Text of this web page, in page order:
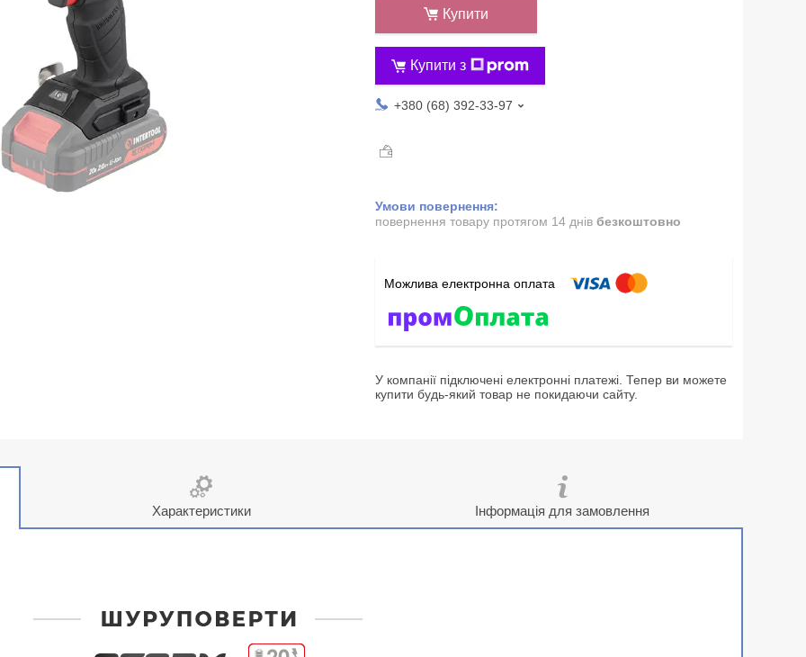
Купити
Купити з
+380 (68) 392-33-97
повернення товару протягом 14 днів безкоштовно
У компанії підключені електронні платежі. Тепер ви можете
купити будь-який товар не покидаючи сайту.
Характеристики Інформація для замовлення